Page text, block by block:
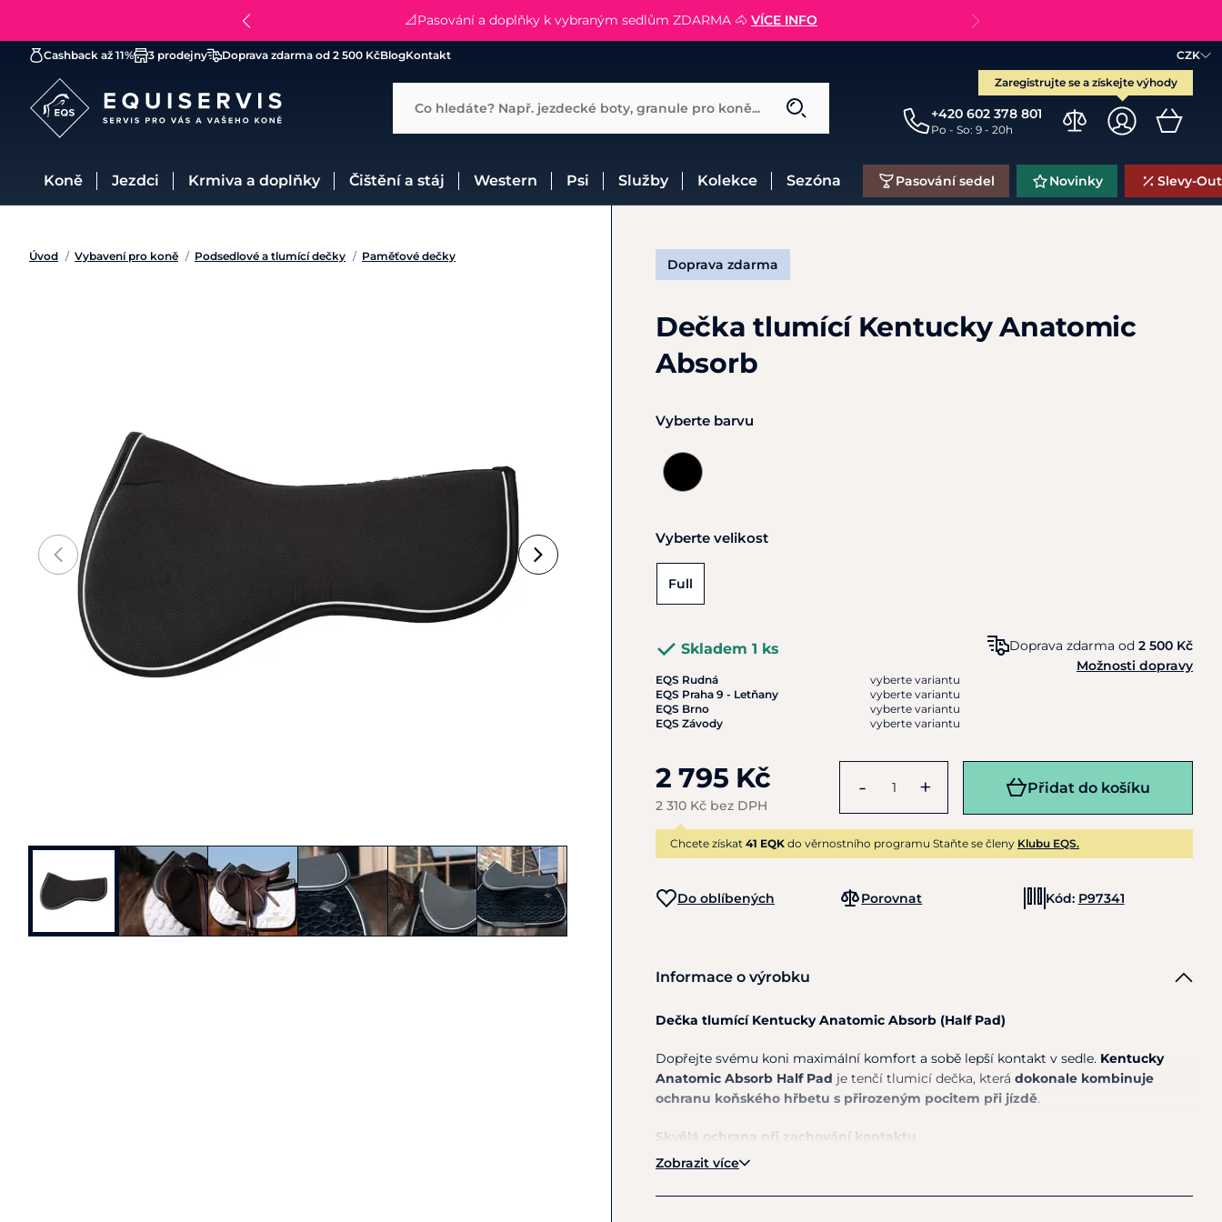
SLEVA 13% na vše od Cassini! CHCI SLEVU
😮 CRAZY SLEVY AŽ 70% 😮 NAKUPOVAT
📐Pasování a doplňky k vybraným sedlům ZDARMA 🐴 VÍCE INFO
CZK
Zaregistrujte se a získejte výhody
+420 602 378 801
Po - So: 9 - 20h
Cashback až 11% 3 prodejny Doprava zdarma od 2 500 KčBlogKontakt
Co hledáte? Např. jezdecké boty, granule pro koně...
Koně Jezdci Krmiva a doplňky Čištění a stáj Western Psi Služby Kolekce Sezóna Pasování sedel Novinky Slevy-
Úvod / Vybavení pro koně / Podsedlové a tlumící dečky / Paměťové dečky
Doprava zdarma
Dečka tlumící Kentucky Anatomic
Absorb
Vyberte barvu
Vyberte velikost
Full
Skladem 1 ks
EQS Rudná
vyberte variantu
EQS Praha 9 - Letňany
vyberte variantu
EQS Brno
vyberte variantu
EQS Závody
vyberte variantu
Doprava zdarma od 2 500 Kč
Možnosti dopravy
2 795 Kč
2 310 Kč bez DPH
- + Přidat do košíku
Chcete získat 41 EQK do věrnostního programu Staňte se členy Klubu EQS.
Do oblíbených Porovnat Kód: P97341
Informace o výrobku
Dečka tlumící Kentucky Anatomic Absorb (Half Pad)
Dopřejte svému koni maximální komfort a sobě lepší kontakt v sedle. Kentucky
Anatomic Absorb Half Pad je tenčí tlumicí dečka, která dokonale kombinuje
ochranu koňského hřbetu s přirozeným pocitem při jízdě.
Skvělá ochrana při zachování kontaktu
Díky snížené tloušťce pouhých
Zobrazit více